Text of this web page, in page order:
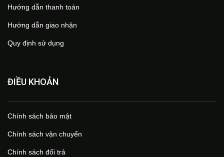
Hướng dẫn thanh toán
Hướng dẫn giao nhận
Quy định sử dụng
ĐIỀU KHOẢN
Chính sách bảo mật
Chính sách vận chuyển
Chính sách đổi trả